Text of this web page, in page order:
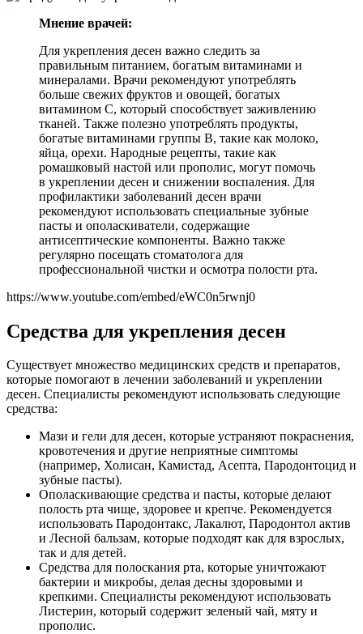
Мнение врачей:
Для укрепления десен важно следить за
правильным питанием, богатым витаминами и
минералами. Врачи рекомендуют употреблять
больше свежих фруктов и овощей, богатых
витамином С, который способствует заживлению
тканей. Также полезно употреблять продукты,
богатые витаминами группы В, такие как молоко,
яйца, орехи. Народные рецепты, такие как
ромашковый настой или прополис, могут помочь
в укреплении десен и снижении воспаления. Для
профилактики заболеваний десен врачи
рекомендуют использовать специальные зубные
пасты и ополаскиватели, содержащие
антисептические компоненты. Важно также
регулярно посещать стоматолога для
профессиональной чистки и осмотра полости рта.
https://www.youtube.com/embed/eWC0n5rwnj0
Средства для укрепления десен
Существует множество медицинских средств и препаратов,
которые помогают в лечении заболеваний и укреплении
десен. Специалисты рекомендуют использовать следующие
средства:
Мази и гели для десен, которые устраняют покраснения,
кровотечения и другие неприятные симптомы
(например, Холисан, Камистад, Асепта, Пародонтоцид и
зубные пасты).
Ополаскивающие средства и пасты, которые делают
полость рта чище, здоровее и крепче. Рекомендуется
использовать Пародонтакс, Лакалют, Пародонтол актив
и Лесной бальзам, которые подходят как для взрослых,
так и для детей.
Средства для полоскания рта, которые уничтожают
бактерии и микробы, делая десны здоровыми и
крепкими. Специалисты рекомендуют использовать
Листерин, который содержит зеленый чай, мяту и
прополис.